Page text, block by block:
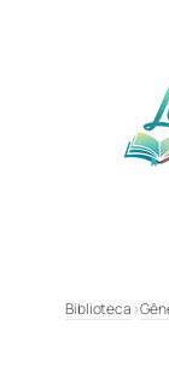
Biblioteca›